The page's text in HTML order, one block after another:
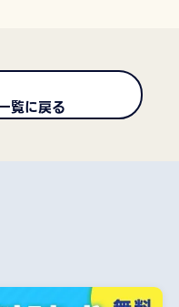
覧に戻る